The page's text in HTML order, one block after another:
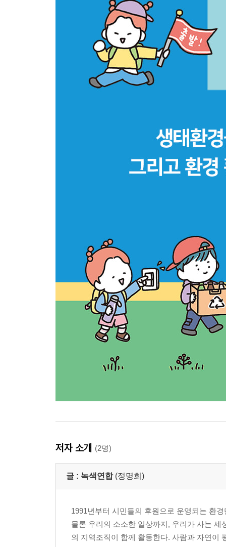
저자 소개 (2명)
글 : 녹색연합 (정명희)
1991년부터 시민들의 후원으로 운영되는 환
물론 우리의 소소한 일상까지, 우리가 사는 세
의 지역조직이 함께 활동한다. 사람과 자연이